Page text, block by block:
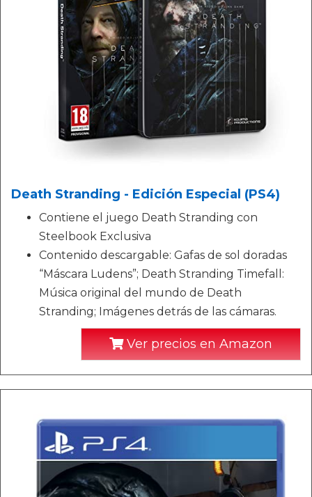
Death Stranding - Edición Especial (PS4)
Contiene el juego Death Stranding con
Steelbook Exclusiva
Contenido descargable: Gafas de sol doradas
“Máscara Ludens”; Death Stranding Timefall:
Música original del mundo de Death
Stranding; Imágenes detrás de las cámaras.
Ver precios en Amazon